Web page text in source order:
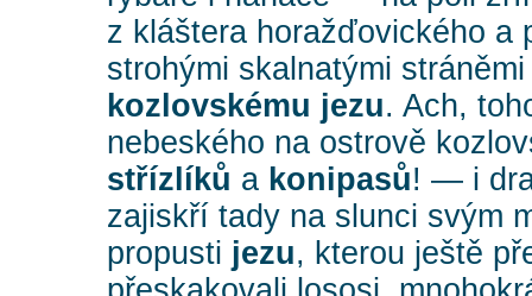
z kláštera horažďovického a
strohými skalnatými
kozlovskému jezu. Ach,
nebeského na ostrově
střízlíků a konipasů! — i
zajiskří tady na slunci svým
propusti jezu, kterou ještě